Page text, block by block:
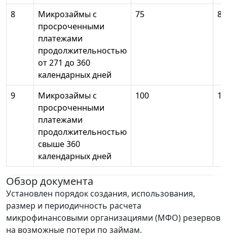
8
Микрозаймы с
просроченными
платежами
продолжительностью
от 271 до 360
календарных дней
75 80
9
Микрозаймы с
просроченными
платежами
продолжительностью
свыше 360
календарных дней
100
Обзор документа
Установлен порядок создания, использования,
размер и периодичность расчета
микрофинансовыми организациями (МФО) резервов
на возможные потери по займам.